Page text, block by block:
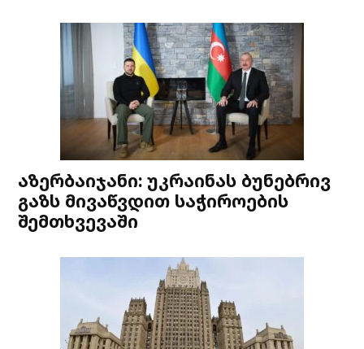
აზერბაიჯანი: უკრაინას ბუნებრივ
გაზს მივაწვდით საჭიროების
შემთხვევაში